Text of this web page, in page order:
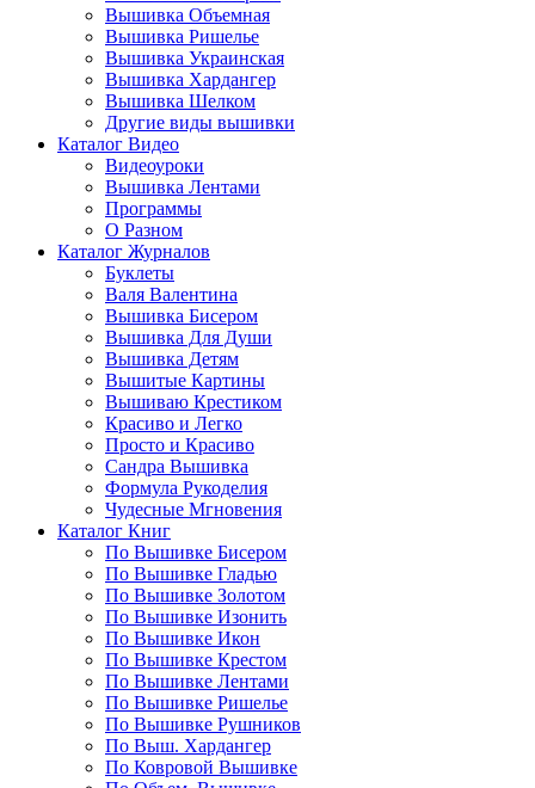
Вышивка Объемная
Вышивка Ришелье
Вышивка Украинская
Вышивка Хардангер
Вышивка Шелком
Другие виды вышивки
Каталог Видео
Видеоуроки
Вышивка Лентами
Программы
О Разном
Каталог Журналов
Буклеты
Валя Валентина
Вышивка Бисером
Вышивка Для Души
Вышивка Детям
Вышитые Картины
Вышиваю Крестиком
Красиво и Легко
Просто и Красиво
Сандра Вышивка
Формула Рукоделия
Чудесные Мгновения
Каталог Книг
По Вышивке Бисером
По Вышивке Гладью
По Вышивке Золотом
По Вышивке Изонить
По Вышивке Икон
По Вышивке Крестом
По Вышивке Лентами
По Вышивке Ришелье
По Вышивке Рушников
По Выш. Хардангер
По Ковровой Вышивке